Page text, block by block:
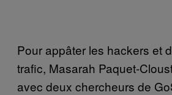
Pour appâter les hackers et
trafic, Masarah Paquet-
avec deux chercheurs de